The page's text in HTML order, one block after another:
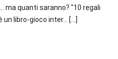
ma quanti saranno? "10 regali
un libro-gioco inter...
[…]